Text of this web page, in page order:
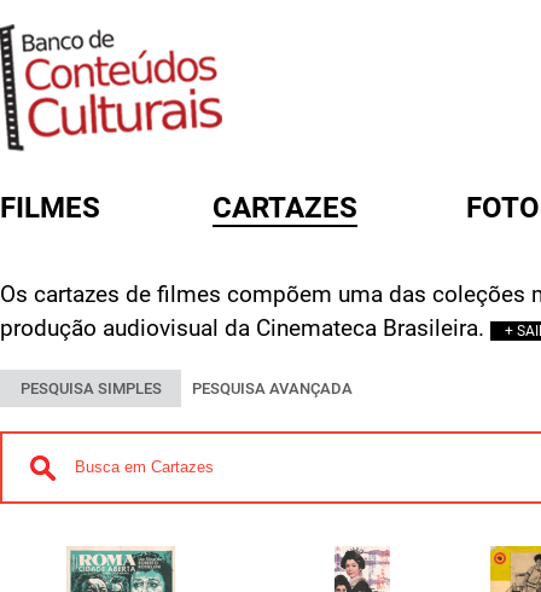
FILMES CARTAZES
Os cartazes de filmes compõem uma das
produção audiovisual da Cinemateca Brasileira.
+
PESQUISA SIMPLES PESQUISA AVANÇADA
FORMULÁRIO DE BUSCA